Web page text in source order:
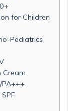
for Children
Pediatrics
Cream